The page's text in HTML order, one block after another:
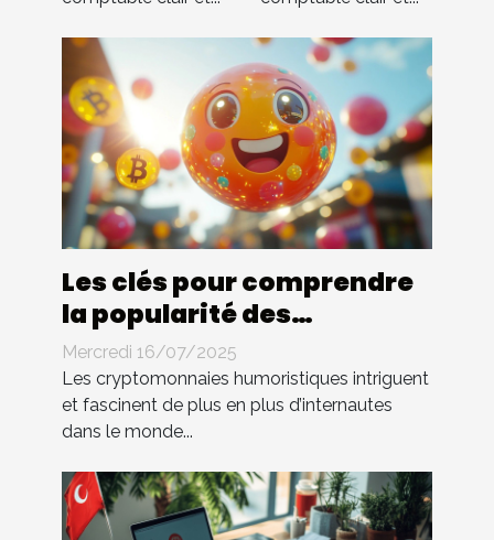
Les clés pour comprendre
la popularité des
cryptomonnaies
humoristiques
Mercredi 16/07/2025
Les cryptomonnaies humoristiques intriguent
et fascinent de plus en plus d’internautes
dans le monde...